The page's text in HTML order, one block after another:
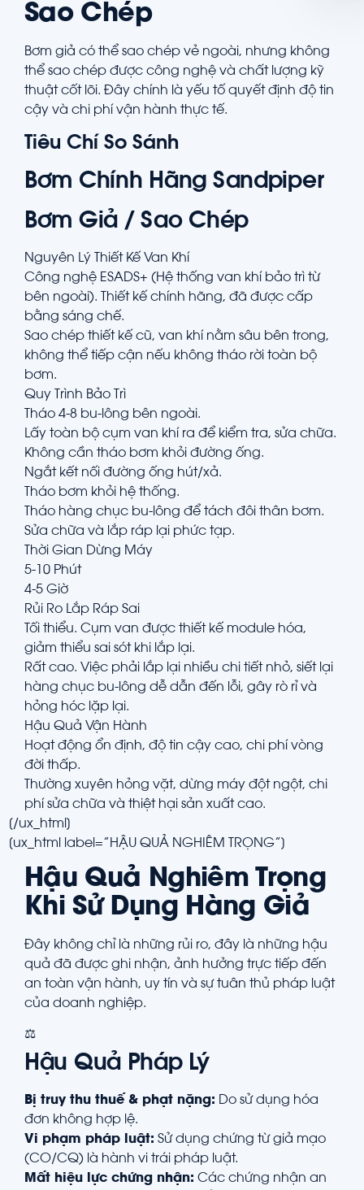
Sao Chép
Bơm giả có thể sao chép vẻ ngoài, nhưng không
thể sao chép được công nghệ và chất lượng kỹ
thuật cốt lõi. Đây chính là yếu tố quyết định độ tin
cậy và chi phí vận hành thực tế.
Tiêu Chí So Sánh
Bơm Chính Hãng Sandpiper
Bơm Giả / Sao Chép
Nguyên Lý Thiết Kế Van Khí
Công nghệ ESADS+ (Hệ thống van khí bảo trì từ
bên ngoài). Thiết kế chính hãng, đã được cấp
bằng sáng chế.
Sao chép thiết kế cũ, van khí nằm sâu bên trong,
không thể tiếp cận nếu không tháo rời toàn bộ
bơm.
Quy Trình Bảo Trì
Tháo 4-8 bu-lông bên ngoài.
Lấy toàn bộ cụm van khí ra để kiểm tra, sửa chữa.
Không cần tháo bơm khỏi đường ống.
Ngắt kết nối đường ống hút/xả.
Tháo bơm khỏi hệ thống.
Tháo hàng chục bu-lông để tách đôi thân bơm.
Sửa chữa và lắp ráp lại phức tạp.
Thời Gian Dừng Máy
5-10 Phút
4-5 Giờ
Rủi Ro Lắp Ráp Sai
Tối thiểu. Cụm van được thiết kế module hóa,
giảm thiểu sai sót khi lắp lại.
Rất cao. Việc phải lắp lại nhiều chi tiết nhỏ, siết lại
hàng chục bu-lông dễ dẫn đến lỗi, gây rò rỉ và
hỏng hóc lặp lại.
Hậu Quả Vận Hành
Hoạt động ổn định, độ tin cậy cao, chi phí vòng
đời thấp.
Thường xuyên hỏng vặt, dừng máy đột ngột, chi
phí sửa chữa và thiệt hại sản xuất cao.
[/ux_html]
[ux_html label=”HẬU QUẢ NGHIÊM TRỌNG”]
Hậu Quả Nghiêm Trọng
Khi Sử Dụng Hàng Giả
Đây không chỉ là những rủi ro, đây là những hậu
quả đã được ghi nhận, ảnh hưởng trực tiếp đến
an toàn vận hành, uy tín và sự tuân thủ pháp luật
của doanh nghiệp.
⚖️
Hậu Quả Pháp Lý
Bị truy thu thuế & phạt nặng: Do sử dụng hóa
đơn không hợp lệ.
Vi phạm pháp luật: Sử dụng chứng từ giả mạo
(CO/CQ) là hành vi trái pháp luật.
Mất hiệu lực chứng nhận: Các chứng nhận an